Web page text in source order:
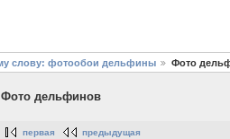
слову: фотообои дельфины Фото
Фото дельфинов
первая предыдущая